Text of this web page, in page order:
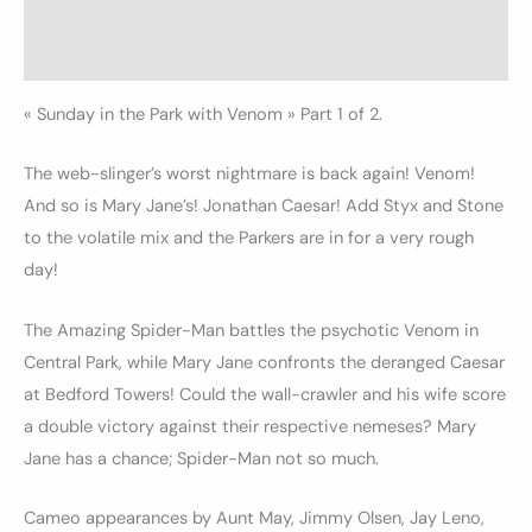
« Sunday in the Park with Venom » Part 1 of 2.
The web-slinger’s worst nightmare is back again! Venom!
And so is Mary Jane’s! Jonathan Caesar! Add Styx and Stone
to the volatile mix and the Parkers are in for a very rough
day!
The Amazing Spider-Man battles the psychotic Venom in
Central Park, while Mary Jane confronts the deranged Caesar
at Bedford Towers! Could the wall-crawler and his wife score
a double victory against their respective nemeses? Mary
Jane has a chance; Spider-Man not so much.
Cameo appearances by Aunt May, Jimmy Olsen, Jay Leno,